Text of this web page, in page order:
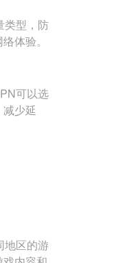
类型，防
体验。
可以选
少延
地区的游